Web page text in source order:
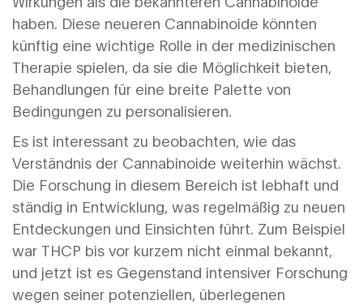
haben. Diese neueren Cannabinoide könnten
künftig eine wichtige Rolle in der medizinischen
Therapie spielen, da sie die Möglichkeit bieten,
Behandlungen für eine breite Palette von
Bedingungen zu personalisieren.
Es ist interessant zu beobachten, wie das
Verständnis der Cannabinoide weiterhin wächst.
Die Forschung in diesem Bereich ist lebhaft und
ständig in Entwicklung, was regelmäßig zu neuen
Entdeckungen und Einsichten führt. Zum Beispiel
war THCP bis vor kurzem nicht einmal bekannt,
und jetzt ist es Gegenstand intensiver Forschung
wegen seiner potenziellen, überlegenen